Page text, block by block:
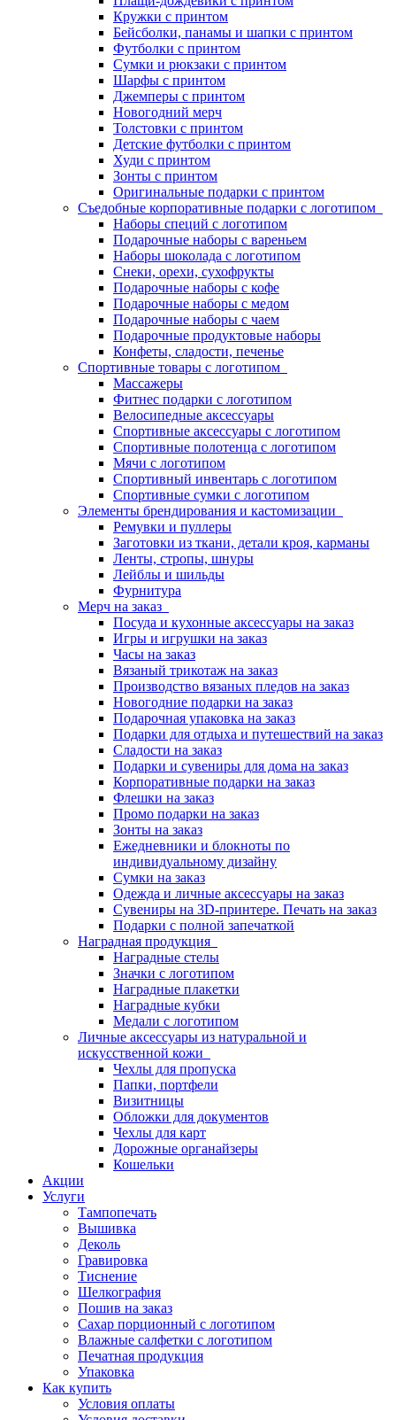
Кружки с принтом
Бейсболки, панамы и шапки с принтом
Футболки с принтом
Сумки и рюкзаки с принтом
Шарфы с принтом
Джемперы с принтом
Новогодний мерч
Толстовки с принтом
Детские футболки с принтом
Худи с принтом
Зонты с принтом
Оригинальные подарки с принтом
Съедобные корпоративные подарки с логотипом
Наборы специй с логотипом
Подарочные наборы с вареньем
Наборы шоколада с логотипом
Снеки, орехи, сухофрукты
Подарочные наборы с кофе
Подарочные наборы с медом
Подарочные наборы с чаем
Подарочные продуктовые наборы
Конфеты, сладости, печенье
Спортивные товары с логотипом
Массажеры
Фитнес подарки с логотипом
Велосипедные аксессуары
Спортивные аксессуары с логотипом
Спортивные полотенца с логотипом
Мячи с логотипом
Спортивный инвентарь с логотипом
Спортивные сумки с логотипом
Элементы брендирования и кастомизации
Ремувки и пуллеры
Заготовки из ткани, детали кроя, карманы
Ленты, стропы, шнуры
Лейблы и шильды
Фурнитура
Мерч на заказ
Посуда и кухонные аксессуары на заказ
Игры и игрушки на заказ
Часы на заказ
Вязаный трикотаж на заказ
Производство вязаных пледов на заказ
Новогодние подарки на заказ
Подарочная упаковка на заказ
Подарки для отдыха и путешествий на заказ
Сладости на заказ
Подарки и сувениры для дома на заказ
Корпоративные подарки на заказ
Флешки на заказ
Промо подарки на заказ
Зонты на заказ
Ежедневники и блокноты по
индивидуальному дизайну
Сумки на заказ
Одежда и личные аксессуары на заказ
Сувениры на 3D-принтере. Печать на заказ
Подарки с полной запечаткой
Наградная продукция
Наградные стелы
Значки с логотипом
Наградные плакетки
Наградные кубки
Медали с логотипом
Личные аксессуары из натуральной и
искусственной кожи
Чехлы для пропуска
Папки, портфели
Визитницы
Обложки для документов
Чехлы для карт
Дорожные органайзеры
Кошельки
Акции
Услуги
Тампопечать
Вышивка
Деколь
Гравировка
Тиснение
Шелкография
Пошив на заказ
Сахар порционный с логотипом
Влажные салфетки с логотипом
Печатная продукция
Упаковка
Как купить
Условия оплаты